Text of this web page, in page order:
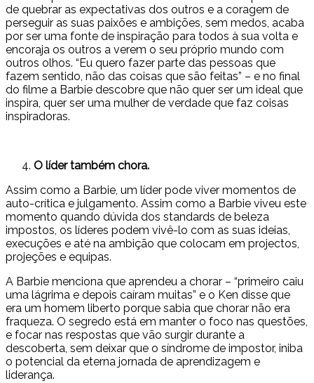
de quebrar as expectativas dos outros e a coragem de
perseguir as suas paixões e ambições, sem medos, acaba
por ser uma fonte de inspiração para todos à sua volta e
encoraja os outros a verem o seu próprio mundo com
outros olhos. “Eu quero fazer parte das pessoas que
fazem sentido, não das coisas que são feitas” – e no final
do filme a Barbie descobre que não quer ser um ideal que
inspira, quer ser uma mulher de verdade que faz coisas
inspiradoras.
O líder também chora.
Assim como a Barbie, um líder pode viver momentos de
auto-crítica e julgamento. Assim como a Barbie viveu este
momento quando dúvida dos standards de beleza
impostos, os líderes podem vivê-lo com as suas ideias,
execuções e até na ambição que colocam em projectos,
projeções e equipas.
A Barbie menciona que aprendeu a chorar – “primeiro caiu
uma lágrima e depois caíram muitas” e o Ken disse que
era um homem liberto porque sabia que chorar não era
fraqueza. O segredo está em manter o foco nas questões,
e focar nas respostas que vão surgir durante a
descoberta, sem deixar que o síndrome de impostor, iniba
o potencial da eterna jornada de aprendizagem e
liderança.